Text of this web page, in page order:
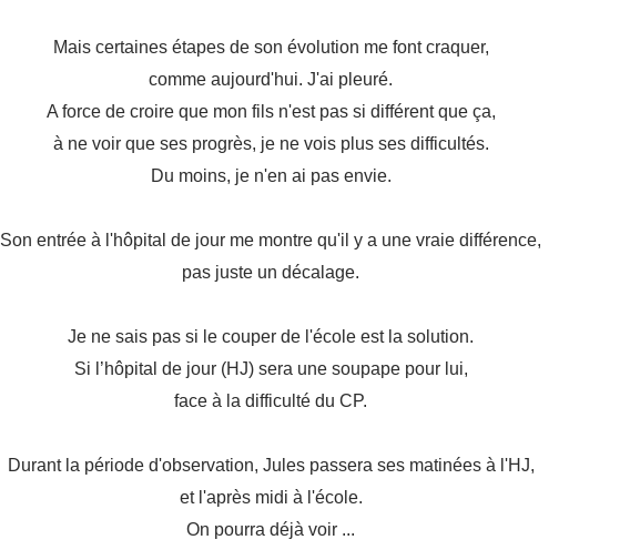
Mais certaines étapes de son évolution me font craquer,
comme aujourd'hui.J'ai pleuré.
A force de croire que mon fils n'est pas si différent que ça,
à ne voir que ses progrès, je ne vois plus ses difficultés.
Du moins, je n'en ai pas envie.
Son entrée à l'hôpital de jour me montre qu'il y a une vraie différence,
pas juste un décalage.
Je ne sais pas si le couper de l'école est la solution.
Si l’hôpital de jour (HJ) sera une soupape pour lui,
face à la difficulté du CP.
Durant la période d'observation, Jules passera ses matinées à l'HJ,
et l'après midi à l'école.
On pourra déjà voir ...